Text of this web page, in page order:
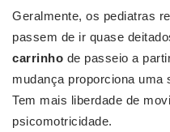
Geralmente, os pediatras
passem de ir quase
carrinho de passeio a
mudança proporciona uma
Tem mais liberdade de
psicomotricidade.